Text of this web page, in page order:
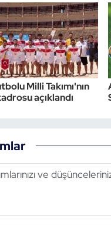
Milli Takımı'nın
açıklandı